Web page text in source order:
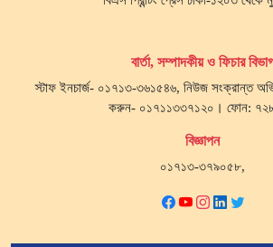
বার্তা, সম্পাদকীয় ও ফিচার
স্টাফ ইনচার্জ- ০১৭১৩-৩৬১৫৪৬, নিউজ সংক্রান্ত
করুন- ০১৭১১৩৩৭১২০। ফোন:
বিজ্ঞাপন
০১৭১৩-৩৭৯০৫৮,